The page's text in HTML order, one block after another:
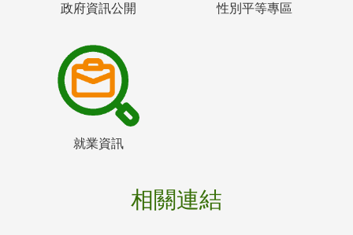
政府資訊公開 性別平等專區
就業資訊
相關連結